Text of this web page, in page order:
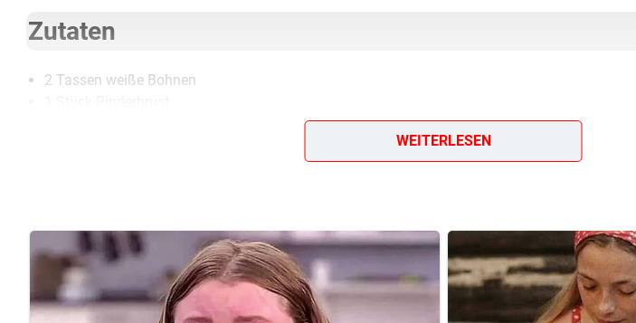
Zutaten
2 Tassen weiße Bohnen
Zubereitung
Die über Nacht eingeweichten weißen Bohnen abgießen und mit frischem Wasser ansetzen.
Alle anderen Zutaten außer Salz zufügen.
WEITERLESEN